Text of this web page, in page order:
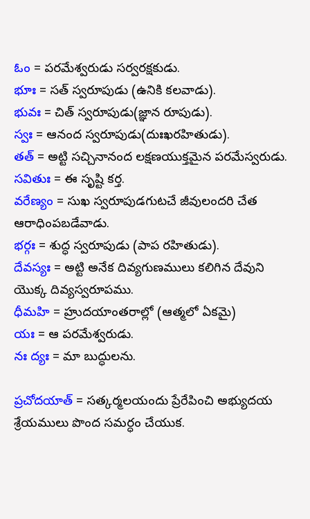
ఓం = పరమేశ్వరుడు సర్వరక్షకుడు.
భూః = సత్ స్వరూపుడు (ఉనికి కలవాడు).
భువః = చిత్ స్వరూపుడు(జ్ఞాన రూపుడు).
స్వః = ఆనంద స్వరూపుడు(దుఃఖరహితుడు).
తత్ = అట్టి సచ్చినానంద లక్షణయుక్తమైన పరమేస్వరుడు.
సవితుః = ఈ సృష్టి కర్త.
వరేణ్యం = సుఖ స్వరూపుడగుటచే జీవులందరి చేత
ఆరాధింపబడేవాడు.
భర్గః = శుద్ధ స్వరూపుడు (పాప రహితుడు).
దేవస్యః = అట్టి అనేక దివ్యగుణములు కలిగిన దేవుని
యొక్క దివ్యస్వరూపము.
ధీమహి = హ్రుదయాంతరాల్లో (ఆత్మలో ఏకమై)
యః = ఆ పరమేశ్వరుడు.
నః ద్యః = మా బుద్ధులను.
ప్రచోదయాత్ = సత్కర్మలయందు ప్రేరేపించి అభ్యుదయ
శ్రేయములు పొంద సమర్ధం చేయుగాక.